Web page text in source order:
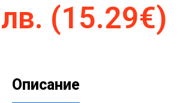
(15.29€)
Описание